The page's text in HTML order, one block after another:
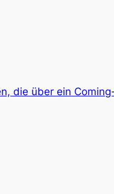
die über ein